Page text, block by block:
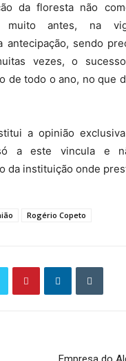
da floresta não
muito antes, na
antecipação, sendo
vezes, o
de todo o ano, no que
a opinião
a este vincula e
da instituição onde
Rogério Copeto